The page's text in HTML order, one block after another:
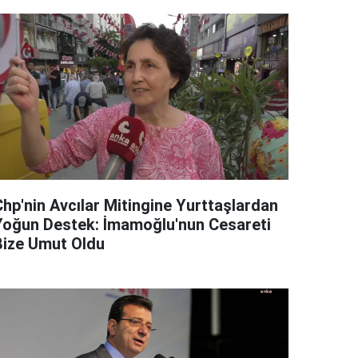
Avcılar Mitingine Yurttaşlardan
Destek: İmamoğlu'nun Cesareti
Umut Oldu